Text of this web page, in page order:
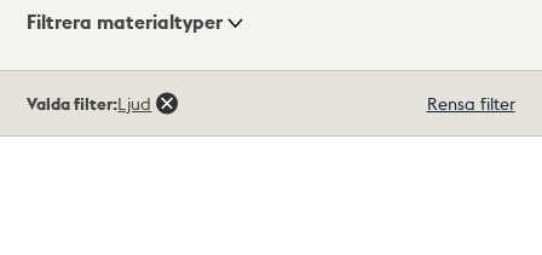
Visningsläge
Filtrera materialtyper
träffar
Valda filter:Ljud Rensa filter